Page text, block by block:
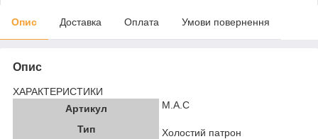
Опис Доставка Оплата Умови повернення
Опис
ХАРАКТЕРИСТИКИ
Артикул
М.А.С
Тип
Холостий патрон